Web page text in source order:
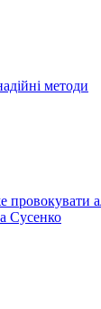
методи
провокувати
Сусенко